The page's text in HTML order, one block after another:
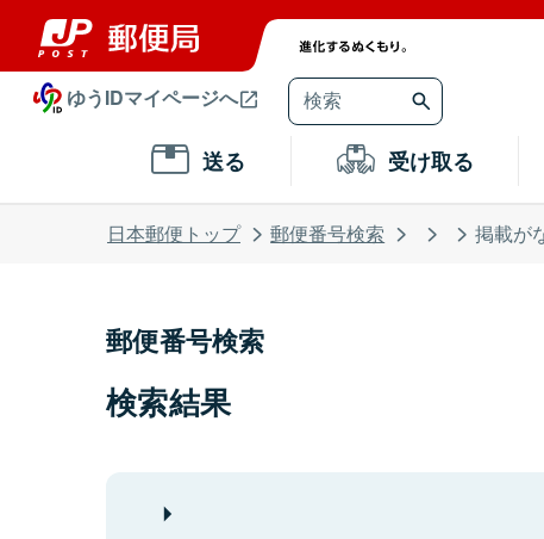
ゆうIDマイページへ
送る 受け取る
日本郵便トップ 郵便番号検索 掲載が
郵便番号検索
検索結果